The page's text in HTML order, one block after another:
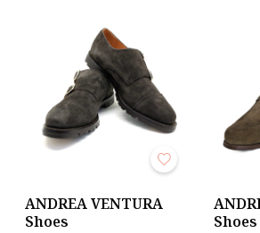
ANDREA VENTURA
Shoes
Shoes